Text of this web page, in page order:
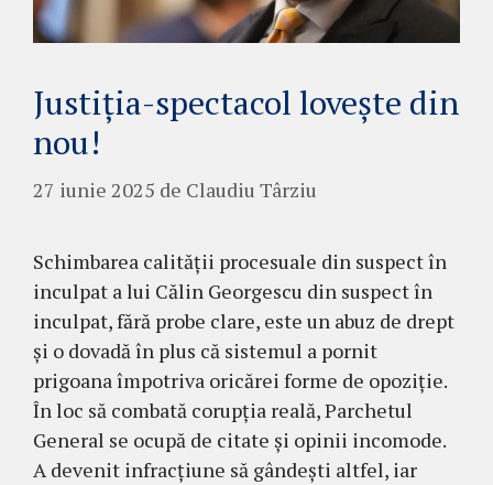
Justiția-spectacol lovește din
nou!
27 iunie 2025 de Claudiu Târziu
Schimbarea calității procesuale din suspect în
inculpat a lui Călin Georgescu din suspect în
inculpat, fără probe clare, este un abuz de drept
și o dovadă în plus că sistemul a pornit
prigoana împotriva oricărei forme de opoziție.
În loc să combată corupția reală, Parchetul
General se ocupă de citate și opinii incomode.
A devenit infracțiune să gândești altfel, iar